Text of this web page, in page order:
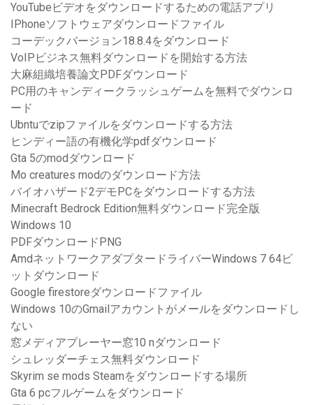
YouTubeビデオをダウンロードするための電話アプリ
IPhoneソフトウェアダウンロードファイル
コーデックバージョン18.8.4をダウンロード
VoIPビジネス無料ダウンロードを開始する方法
大麻組織培養論文PDFダウンロード
PC用のキャンディークラッシュゲームを無料でダウンロ
ード
Ubntuでzipファイルをダウンロードする方法
ヒンディー語の有機化学pdfダウンロード
Gta 5のmodダウンロード
Mo creatures modのダウンロード方法
バイオハザード2デモPCをダウンロードする方法
Minecraft Bedrock Edition無料ダウンロード完全版
Windows 10
PDFダウンロードPNG
AmdネットワークアダプタードライバーWindows 7 64ビ
ットダウンロード
Google firestoreダウンロードファイル
Windows 10のGmailアカウントがメールをダウンロードし
ない
窓メディアプレーヤー窓10 nダウンロード
シュレッダーチェス無料ダウンロード
Skyrim se mods Steamをダウンロードする場所
Gta 6 pcフルゲームをダウンロード